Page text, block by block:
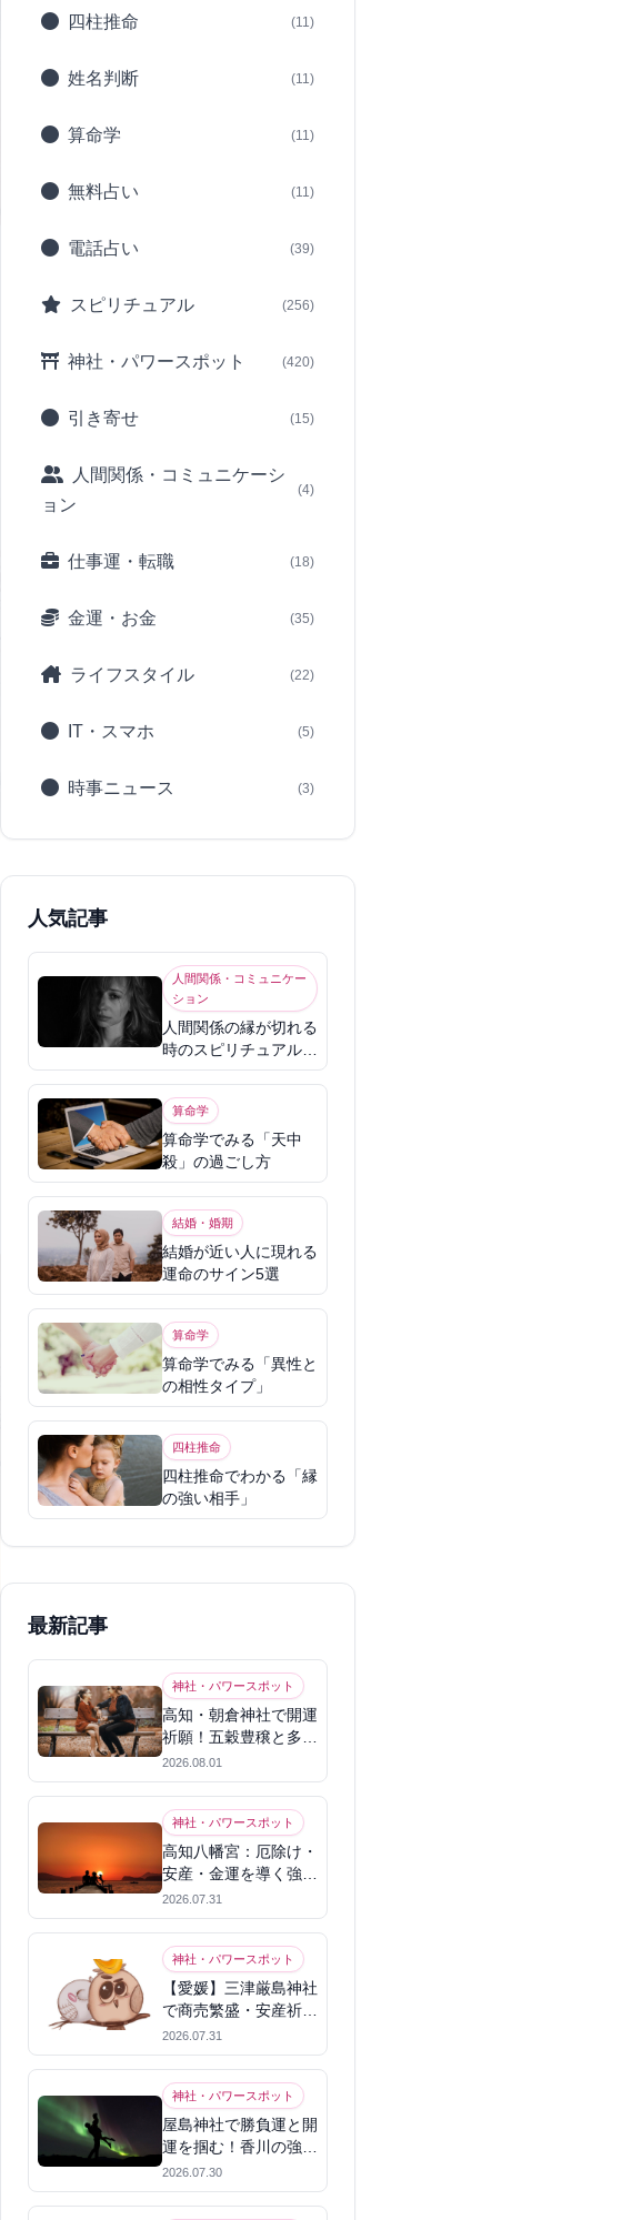
四柱推命 (11)
姓名判断 (11)
算命学 (11)
無料占い (11)
電話占い (39)
スピリチュアル (256)
神社・パワースポット (420)
引き寄せ (15)
人間関係・コミュニケーシ
ョン
(4)
仕事運・転職 (18)
金運・お金 (35)
ライフスタイル (22)
IT・スマホ (5)
時事ニュース (3)
人気記事
人間関係・コミュニケー
ション
人間関係の縁が切れる
時のスピリチュアル意
味
算命学
算命学でみる「天中
殺」の過ごし方
結婚・婚期
結婚が近い人に現れる
運命のサイン5選
算命学
算命学でみる「異性と
の相性タイプ」
四柱推命
四柱推命でわかる「縁
の強い相手」
最新記事
神社・パワースポット
高知・朝倉神社で開運
祈願！五穀豊穣と多幸
を呼ぶパワースポット
2026.08.01
神社・パワースポット
高知八幡宮：厄除け・
安産・金運を導く強力
パワースポット
2026.07.31
神社・パワースポット
【愛媛】三津厳島神社
で商売繁盛・安産祈
願！宗像三女神のパワ
ーを授かる
2026.07.31
神社・パワースポット
屋島神社で勝負運と開
運を掴む！香川の強力
パワースポット
2026.07.30